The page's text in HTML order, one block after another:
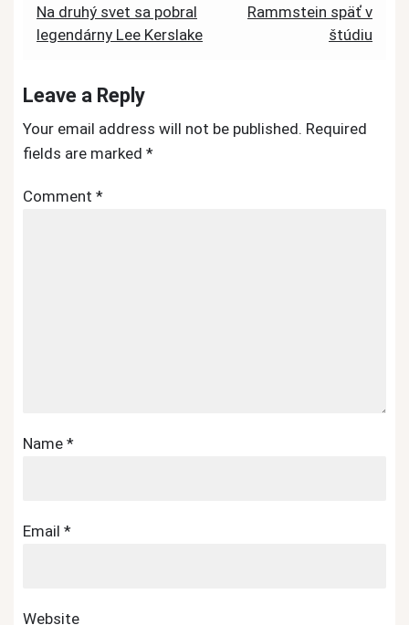
Post
navigation
Na druhý svet sa pobral
legendárny Lee Kerslake
Rammstein späť v
štúdiu
Leave a Reply
Your email address will not be published. Required
fields are marked *
Comment *
Name *
Email *
Website